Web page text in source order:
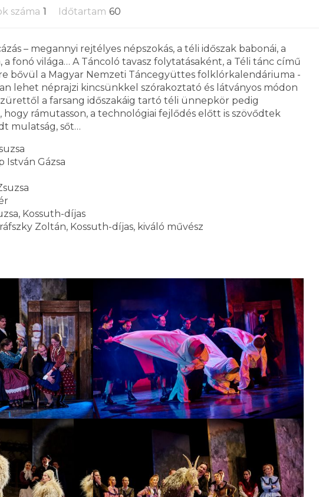
száma 1 Időtartam 60
– megannyi rejtélyes népszokás, a téli időszak babonái, a
a fonó világa… A Táncoló tavasz folytatásaként, a Téli tánc című
bővül a Magyar Nemzeti Táncegyüttes folklórkalendáriuma -
lehet néprajzi kincsünkkel szórakoztató és látványos módon
a farsang időszakáig tartó téli ünnepkör pedig
hogy rámutasson, a technológiai fejlődés előtt is szövődtek
mulatság, sőt…
István Gázsa
Kossuth-díjas
Zoltán, Kossuth-díjas, kiváló művész